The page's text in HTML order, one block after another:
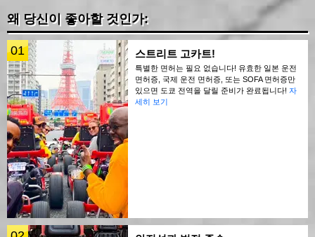
왜 당신이 좋아할 것인가:
01 스트리트 고카트!
특별한 면허는 필요 없습니다! 유효한 일본 운전
면허증, 국제 운전 면허증, 또는 SOFA 면허증만
있으면 도쿄 전역을 달릴 준비가 완료됩니다! 자
세히 보기